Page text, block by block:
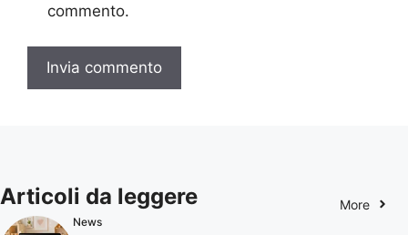
commento.
Articoli da leggere More
News